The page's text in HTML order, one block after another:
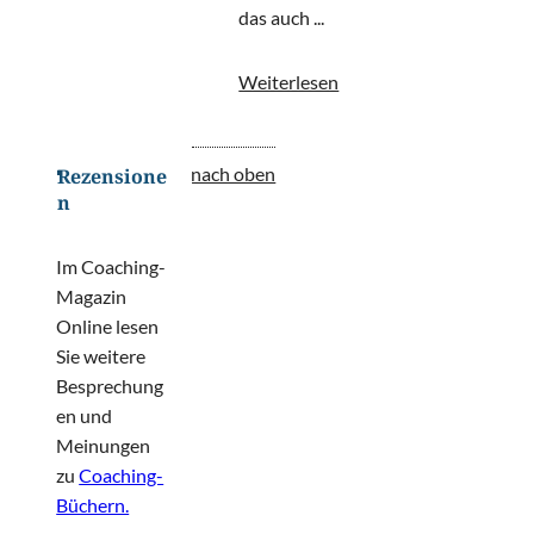
das auch ...
Weiterlesen
Rezensione
n
Im Coaching-
Magazin
Online lesen
Sie weitere
Besprechung
en und
Meinungen
zuCoaching-
Büchern.
nach oben